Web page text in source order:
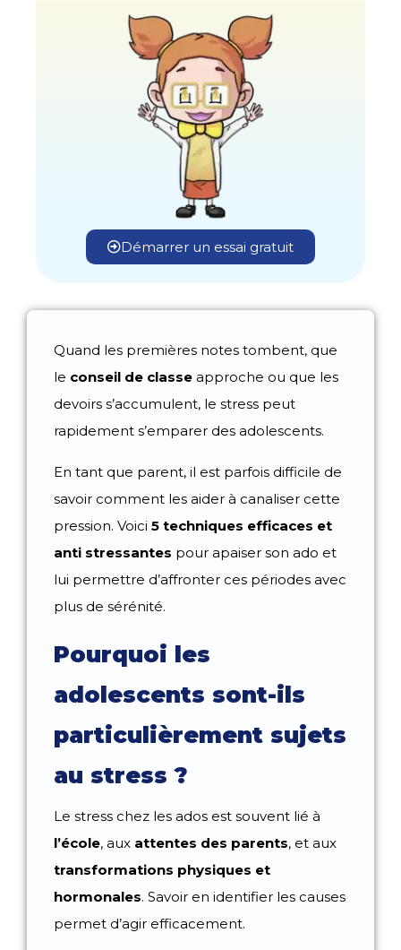
Démarrer un essai gratuit
Quand les premières notes tombent, que
le conseil de classe approche ou que les
devoirs s’accumulent, le stress peut
rapidement s’emparer des adolescents.
En tant que parent, il est parfois difficile de
savoir comment les aider à canaliser cette
pression. Voici 5 techniques efficaces et
anti stressantes pour apaiser son ado et
lui permettre d’affronter ces périodes avec
plus de sérénité.
Pourquoi les
adolescents sont-ils
particulièrement sujets
au stress ?
Le stress chez les ados est souvent lié à
l’école, aux attentes des parents, et aux
transformations physiques et
hormonales. Savoir en identifier les causes
permet d’agir efficacement.